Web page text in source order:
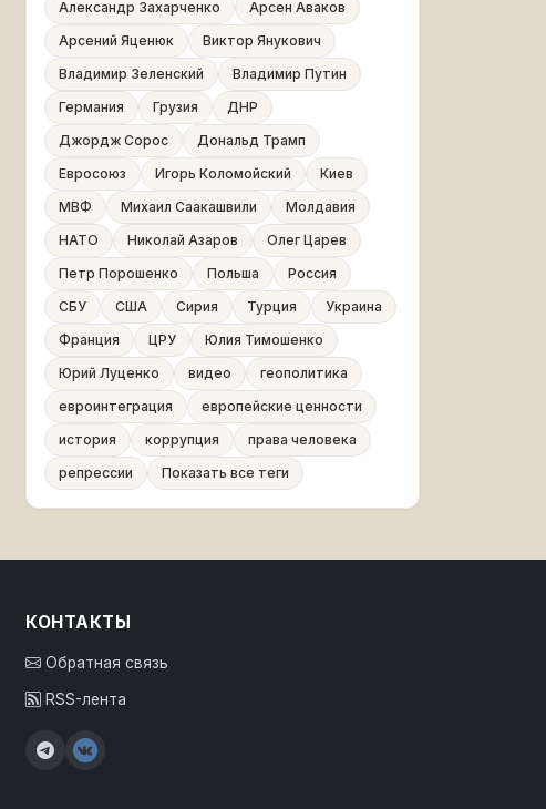
Александр Захарченко
Арсен Аваков
Арсений Яценюк
Виктор Янукович
Владимир Зеленский
Владимир Путин
Германия
Грузия
ДНР
Джордж Сорос
Дональд Трамп
Евросоюз
Игорь Коломойский
Киев
МВФ
Михаил Саакашвили
Молдавия
НАТО
Николай Азаров
Олег Царев
Петр Порошенко
Польша
Россия
СБУ
США Сирия Турция
Украина
Франция
ЦРУ
Юлия Тимошенко
Юрий Луценко
видео
геополитика
евроинтеграция
европейские ценности
история
коррупция
права человека
репрессии
Показать все теги
КОНТАКТЫ
Обратная связь
RSS-лента